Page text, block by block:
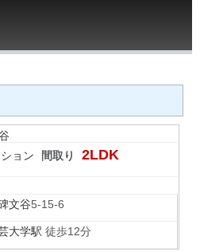
ョン 間取り 2LDK
文谷5-15-6
大学駅 徒歩12分